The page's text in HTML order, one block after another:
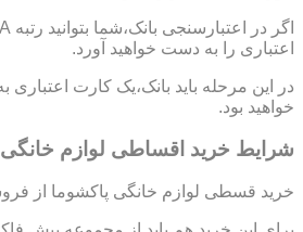
اعتباری را به دست خواهید آورد.
در این مرحله باید بانک،یک کارت
خواهید بود.
شرایط خرید اقساطی لوازم خانگی
خرید قسطی لوازم خانگی پاکشوما از